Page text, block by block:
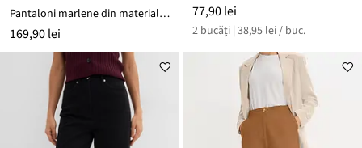
Pantaloni marlene din material cu viscoză
169,90 lei
77,90 lei
2 bucăți | 38,95 lei / buc.